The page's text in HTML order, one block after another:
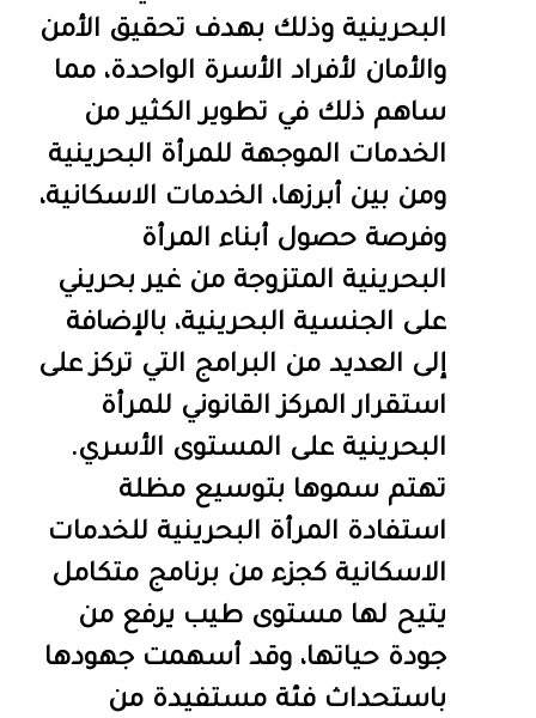
البحرينية وذلك بهدف تحقيق الأمن
والأمان لأفراد الأسرة الواحدة، مما
ساهم ذلك في تطوير الكثير من
الخدمات الموجهة للمرأة البحرينية
ومن بين أبرزها، الخدمات الاسكانية،
وفرصة حصول أبناء المرأة
البحرينية المتزوجة من غير بحريني
على الجنسية البحرينية، بالإضافة
إلى العديد من البرامج التي تركز على
استقرار المركز القانوني للمرأة
البحرينية على المستوى الأسري.
تهتم سموها بتوسيع مظلة
استفادة المرأة البحرينية للخدمات
الاسكانية كجزء من برنامج متكامل
يتيح لها مستوى طيب يرفع من
جودة حياتها، وقد أسهمت جهودها
باستحداث فئة مستفيدة من